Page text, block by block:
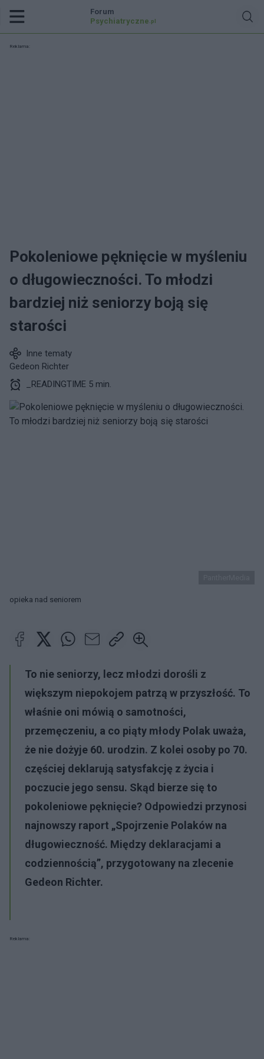
Forum
Psychiatryczne .pl
Reklama:
Pokoleniowe pęknięcie w myśleniu
o długowieczności. To młodzi
bardziej niż seniorzy boją się
starości
Inne tematy
Gedeon Richter
_READINGTIME 5 min.
opieka nad seniorem
To nie seniorzy, lecz młodzi dorośli z
większym niepokojem patrzą w przyszłość. To
właśnie oni mówią o samotności,
przemęczeniu, a co piąty młody Polak uważa,
że nie dożyje 60. urodzin. Z kolei osoby po 70.
częściej deklarują satysfakcję z życia i
poczucie jego sensu. Skąd bierze się to
pokoleniowe pęknięcie? Odpowiedzi przynosi
najnowszy raport „Spojrzenie Polaków na
długowieczność. Między deklaracjami a
codziennością”, przygotowany na zlecenie
Gedeon Richter.
Reklama: